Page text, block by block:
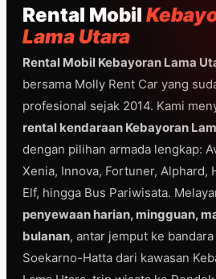
Hubungi
Rental Mobil
Lama Utara
Rental Mobil Kebayoran Lama
bersama Molly Rent Car yang
profesional sejak 2014. Kami
rental kendaraan Kebayoran
dengan pilihan armada lengkap:
Xenia, Innova, Fortuner, Alphard,
Elf, hingga Bus Pariwisata.
penyewaan harian, mingguan,
bulanan, antar jemput ke bandara
Soekarno-Hatta dari kawasan